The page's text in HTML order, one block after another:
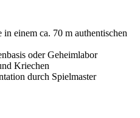
einem ca. 70 m authentischen
oder Geheimlabor
Kriechen
durch Spielmaster